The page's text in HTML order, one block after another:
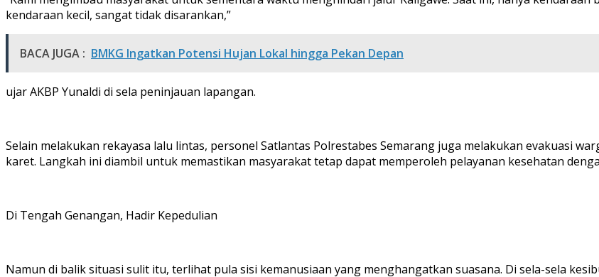
kendaraan kecil, sangat tidak disarankan,”
BACA JUGA : BMKG Ingatkan Potensi Hujan Lokal hingga Pekan Depan
ujar AKBP Yunaldi di sela peninjauan lapangan.
Selain melakukan rekayasa lalu lintas, personel Satlantas Polrestabes Semarang juga melakukan evakuasi
karet. Langkah ini diambil untuk memastikan masyarakat tetap dapat memperoleh pelayanan kesehatan
Di Tengah Genangan, Hadir Kepedulian
Namun di balik situasi sulit itu, terlihat pula sisi kemanusiaan yang menghangatkan suasana. Di sela-sela